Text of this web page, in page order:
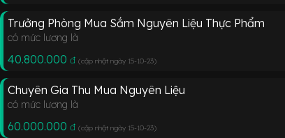
Trưởng Phòng Mua Sắm Nguyên Liệu Thực Phẩm
có mức lương là
40.800.000 đ (cập nhật ngày 15-10-23)
Chuyên Gia Thu Mua Nguyên Liệu
có mức lương là
60.000.000 đ (cập nhật ngày 15-10-23)